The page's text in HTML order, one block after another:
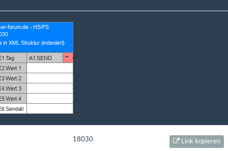
Kurzbeschreibung
18030 Link kopieren